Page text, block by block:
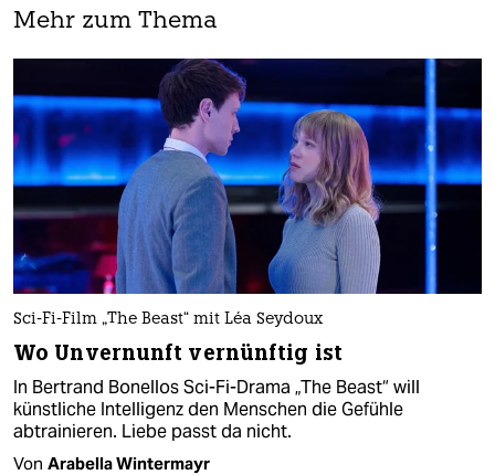
Mehr zum Thema
Sci-Fi-Film „The Beast“ mit Léa Seydoux
Wo Unvernunft vernünftig ist
In Bertrand Bonellos Sci-Fi-Drama „The Beast“ will
künstliche Intelligenz den Menschen die Gefühle
abtrainieren. Liebe passt da nicht.
Von Arabella Wintermayr